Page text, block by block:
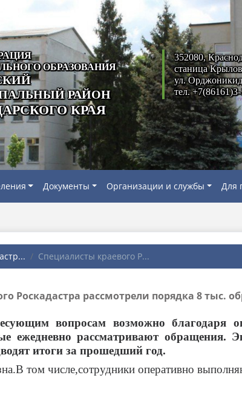
ОБРАЗОВАНИЯ
РАЙОН
КРАЯ
352080,
станица
ул.
тел.
Документы Организации и службы Для
Специалисты краевого Р...
Роскадастра рассмотрели порядка 8 тыс.
вопросам возможно благодаря
ежедневно рассматривают обращения.
итоги за прошедший год.
том числе,сотрудники оперативно